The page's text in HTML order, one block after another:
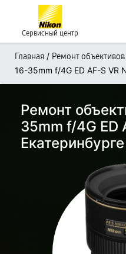
Сервисный центр
Главная / Ремонт объективов
16-35mm f/4G ED AF-S VR
Ремонт
35mm f/4G ED
Екатеринбурге